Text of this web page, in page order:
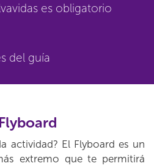
es obligatorio
del guía
actividad? El Flyboard es un
extremo que te permitirá